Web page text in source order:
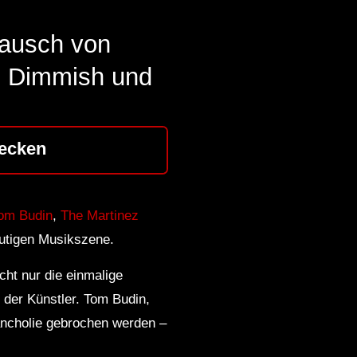
von
Dimmish und
Budin, The Martinez
Musikszene.
nur die einmalige
Künstler. Tom Budin,
gebrochen werden –